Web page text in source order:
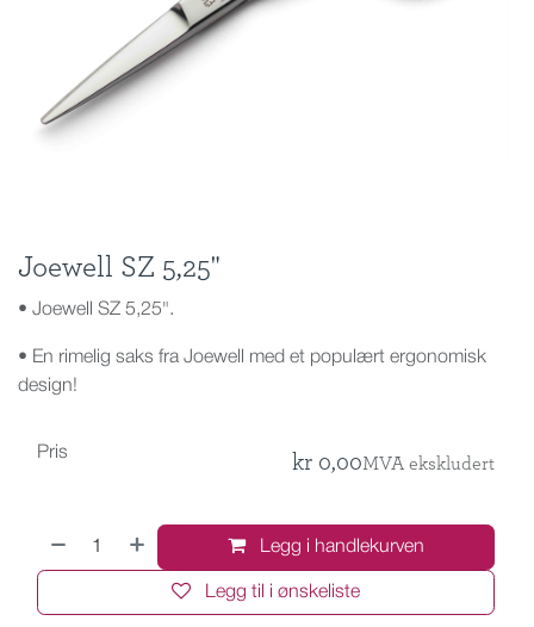
Joewell SZ 5,25"
• Joewell SZ 5,25".
• En rimelig saks fra Joewell med et populært ergonomisk
design!
Legg i handlekurven
Legg til i ønskeliste
Pris kr 0,00MVA ekskludert